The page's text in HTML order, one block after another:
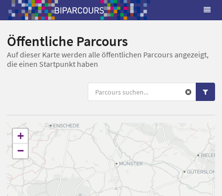
Öffentliche Parcours
Auf dieser Karte werden alle öffentlichen Parcours angezeigt,
die einen Startpunkt haben
+
−